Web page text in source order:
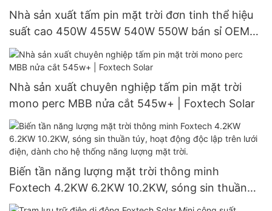
Nhà sản xuất tấm pin mặt trời đơn tinh thể hiệu
suất cao 450W 455W 540W 550W bán sỉ OEM
từ Trung Quốc với giá tốt.
Nhà sản xuất chuyên nghiệp tấm pin mặt trời
mono perc MBB nửa cắt 545w+ | Foxtech Solar
Biến tần năng lượng mặt trời thông minh
Foxtech 4.2KW 6.2KW 10.2KW, sóng sin thuần
túy, hoạt động độc lập trên lưới điện, dành cho